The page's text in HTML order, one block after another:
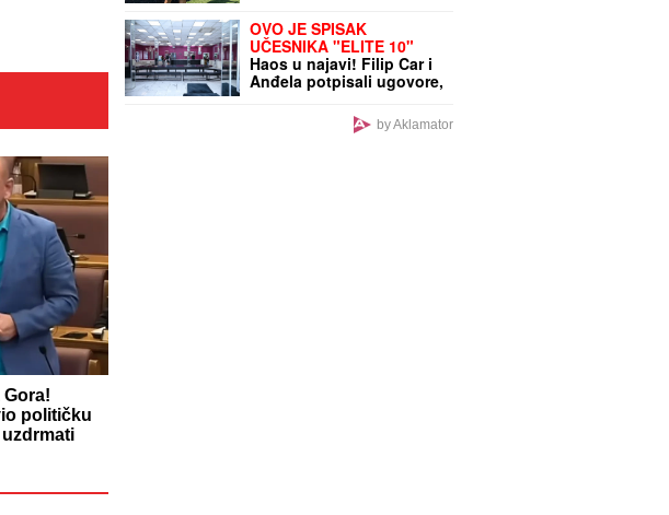
Gora!
političku
OVO JE SPISAK
UČESNIKA "ELITE 10"
Haos u najavi! Filip Car i
Anđela potpisali ugovore,
a šuška se da u Belu
kuću stižu i ONI
by Aklamator